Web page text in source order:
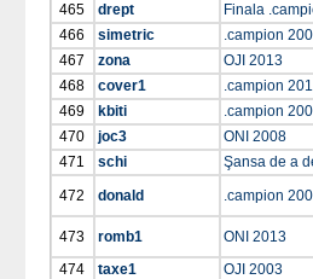
465
drept
Finala
466
simetric
.campion
467
zona
OJI 2013
468
cover1
.campion
469
kbiti
.campion
470
joc3
ONI 2008
471
schi
Şansa de a
472
donald .campion
473 romb1
ONI 2013
474
taxe1
OJI 2003